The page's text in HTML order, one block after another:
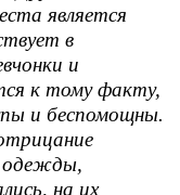
является
в
и
к тому факту,
и беспомощны.
одежды,
на их